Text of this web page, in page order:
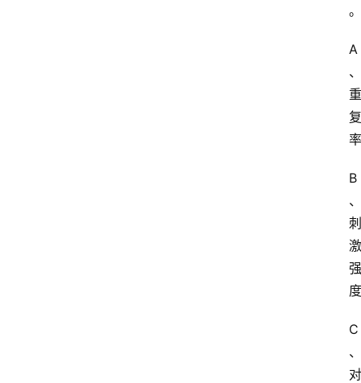
。
A
、
重
复
率
B
、
刺
激
强
度
C
、
对